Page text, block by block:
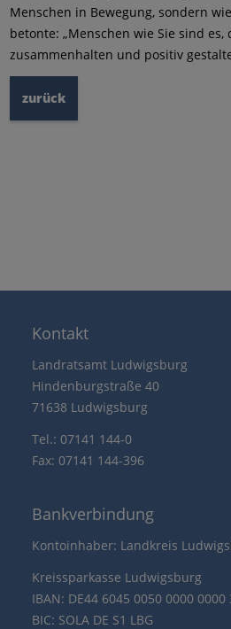
Menschen in Bewegung, sondern
betonte: „Menschen wie Sie sind
zusammenhalten und positiv
zurück
Kontakt
Landratsamt Ludwigsburg
Hindenburgstraße 40
71638 Ludwigsburg
Tel.: 07141 144-0
Fax: 07141 144-396
Bankverbindung
Kontoinhaber: Landkreis
Kreissparkasse Ludwigsburg
IBAN: DE44 6045 0050 0000 0000
BIC: SOLA DE S1 LBG